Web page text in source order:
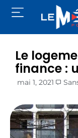
Le
finance :
mai 1, 2021